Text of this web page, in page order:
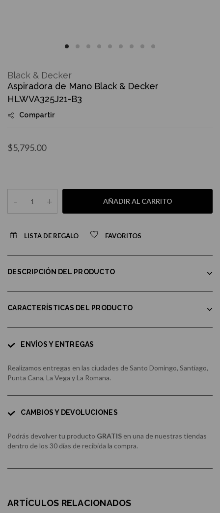
the
beginning
of
the
images
Aspiradora de Mano Black & Decker
HLWVA325J21-B3
Compartir
$5,795.00
- + AÑADIR AL CARRITO
LISTA DE REGALO FAVORITOS
Black & Decker
DESCRIPCIÓN DEL PRODUCTO
CARACTERÍSTICAS DEL PRODUCTO
ENVÍOS Y ENTREGAS
Realizamos entregas en las ciudades de Santo Domingo, Santiago,
Punta Cana, La Vega y La Romana.
CAMBIOS Y DEVOLUCIONES
Podrás devolver tu producto GRATIS en una de nuestras tiendas
dentro de los 30 días de recibida la compra.
ARTÍCULOS RELACIONADOS